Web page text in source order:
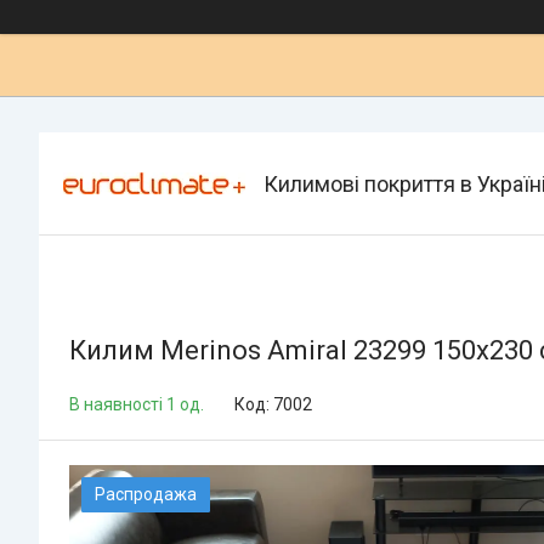
Килимові покриття в
Килим Merinos Amiral 23299
В наявності 1 од. Код: 7002
Распродажа